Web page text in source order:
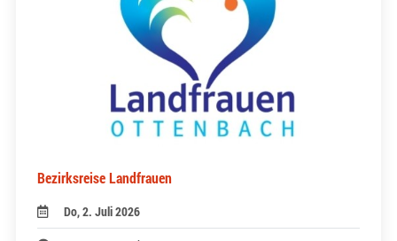
Bezirksreise Landfrauen
Do, 2. Juli 2026